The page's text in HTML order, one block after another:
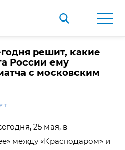
решит, какие
России ему
с московским
25 мая, в
между «Краснодаром» и